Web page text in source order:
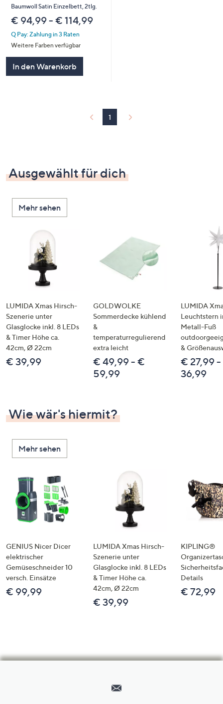
Baumwoll Satin Einzelbett, 2tlg.
€ 94,99 - € 114,99
Q Pay: Zahlung in 3 Raten
Weitere Farben verfügbar
In den Warenkorb
1
Ausgewählt für dich
Mehr sehen
LUMIDA Xmas Hirsch-
Szenerie unter
Glasglocke inkl. 8 LEDs
& Timer Höhe ca.
42cm, Ø 22cm
€ 39,99
GOLDWOLKE
Sommerdecke kühlend
&
temperaturregulierend
extra leicht
€ 49,99 - €
59,99
LUMIDA
Leuchtstern
Metall-Fuß
&
€ 27,99
36,99
Wie wär's hiermit?
Mehr sehen
GENIUS Nicer Dicer
elektrischer
Gemüseschneider 10
versch. Einsätze
€ 99,99
LUMIDA Xmas Hirsch-
Szenerie unter
Glasglocke inkl. 8 LEDs
& Timer Höhe ca.
42cm, Ø 22cm
€ 39,99
KIPLING®
Details
€ 72,99